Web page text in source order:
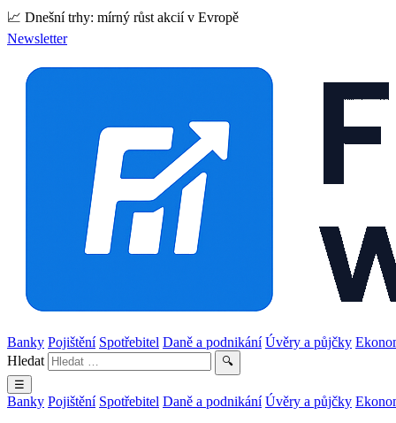
📈 Dnešní trhy: mírný růst akcií v Evropě
Newsletter
Banky Pojištění Spotřebitel Daně a podnikání Úvěry a půjčky
Hledat
🔍
☰
Banky Pojištění Spotřebitel Daně a podnikání Úvěry a půjčky